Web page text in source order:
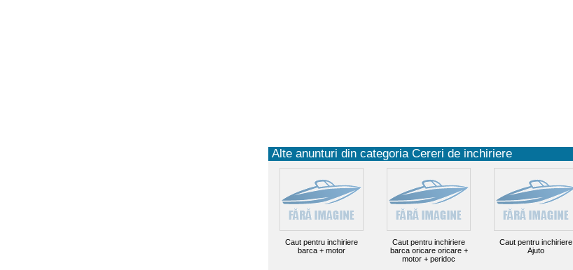
Alte anunturi din categoria Cereri de inchiriere
Caut pentru inchiriere
barca + motor
Caut pentru inchiriere
barca oricare oricare +
motor + peridoc
Caut pentru inchiriere
Ajuto